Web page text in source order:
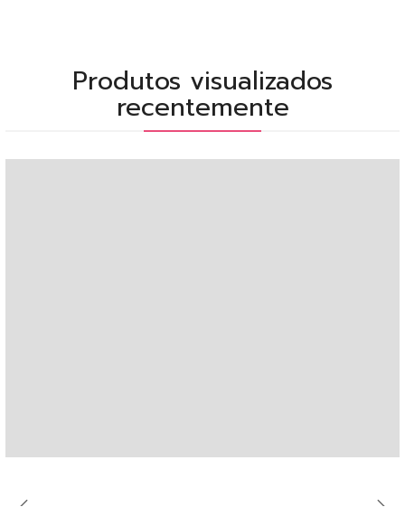
Produtos visualizados
recentemente